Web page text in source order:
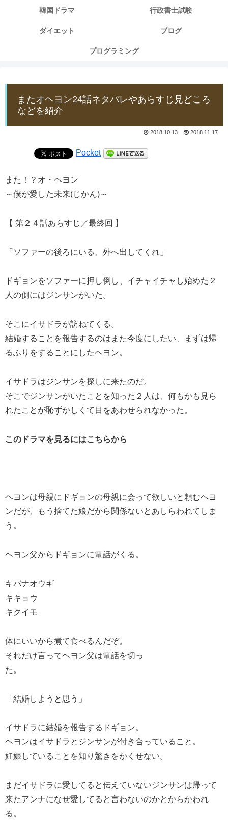
韓国ドラマ 行政書士試験
ダイエット ブログ
プログラミング
またオヘヨン24話ネタバレやあらすじ見どころ
などを紹介
2018.10.13 2018.11.17
Pocket
また！？オ・ヘヨン
～僕が愛した未来(じかん)～
【 第２４話あらすじ／最終回 】
「ソファーの後ろにいる、外へ出してくれ」
ドギョンをソファーに押し倒し、イチャイチャし始めた２
人の側にはジンサンがいた。
そこにイサドラが訪ねてくる。
結婚することを報告するのはまた今度にしたい、まずは帰
るふりをすることにしたヘヨン。
イサドラはジンサンを探しに来たのだ。
そこでジンサンがいたことを知った２人は、何もかも見ら
れたことが恥ずかしくて目をあわせられなかった。
このドラマを見るにはこちらから
ヘヨンは母親にドギョンの母親に会って欲しいと頼むヘヨ
ンだが、もう捨てた娘だから関係ないとあしらわれてしま
う。
ヘヨン父からドギョンに電話がくる。
キバナオウギ
キキョウ
キクイモ
体にいいから煮て食べるんだぞ。
それだけ言ってヘヨン父は電話を切っ
た。
「結婚しようと思う」
イサドラに結婚を報告するドギョン。
ヘヨンはイサドラとジンサンが付き合っていること。
妊娠していることを知り驚きをかくせない。
まだイサドラに愛してると伝えていないジンサンは帰って
来たアンナになぜ愛してると言わないのかとからかわれ
る。